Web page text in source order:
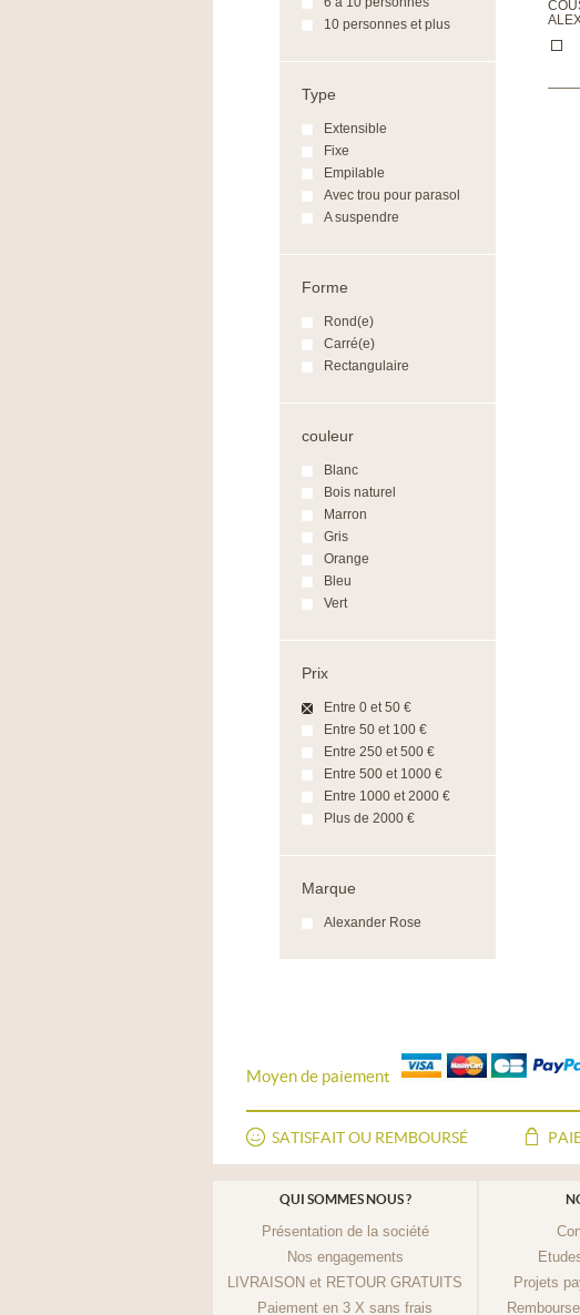
10 personnes et plus
Type
Extensible
Fixe
Empilable
Avec trou pour parasol
A suspendre
Forme
Rond(e)
Carré(e)
Rectangulaire
couleur
Blanc
Bois naturel
Marron
Gris
Orange
Bleu
Vert
Prix
Entre 0 et 50 €
Entre 50 et 100 €
Entre 250 et 500 €
Entre 500 et 1000 €
Entre 1000 et 2000 €
Plus de 2000 €
Marque
Alexander Rose
Moyen de paiement
SATISFAIT OU REMBOURSÉ
QUI SOMMES NOUS ?
Présentation de la société
Nos engagements
LIVRAISON et RETOUR GRATUITS
Paiement en 3 X sans frais
Projets